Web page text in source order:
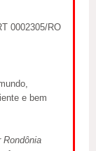
0002305/RO
e bem
Rondônia